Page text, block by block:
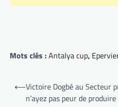
Mots clés :Antalya cup,
Navigation
⟵Victoire Dogbé au Secteur
n’ayez pas peur de